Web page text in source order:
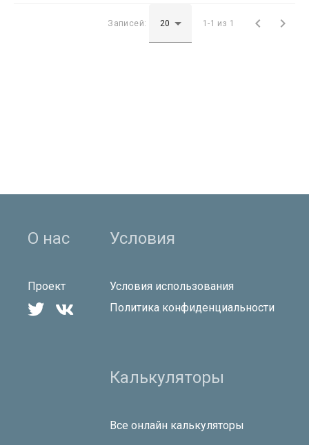
Записей: 1-1 из 1  
О нас
Проект
 
Условия
Условия использования
Политика конфиденциальности
Калькуляторы
Все онлайн калькуляторы